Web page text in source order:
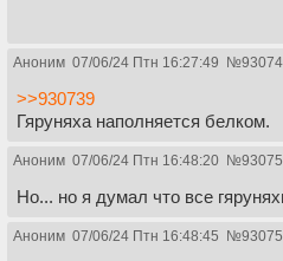
Аноним 07/06/24 Птн 16:27:49 №
>>930739
Гяруняха наполняется белком.
Аноним 07/06/24 Птн 16:48:20 №
Но... но я думал что все
Аноним 07/06/24 Птн 16:48:45 №